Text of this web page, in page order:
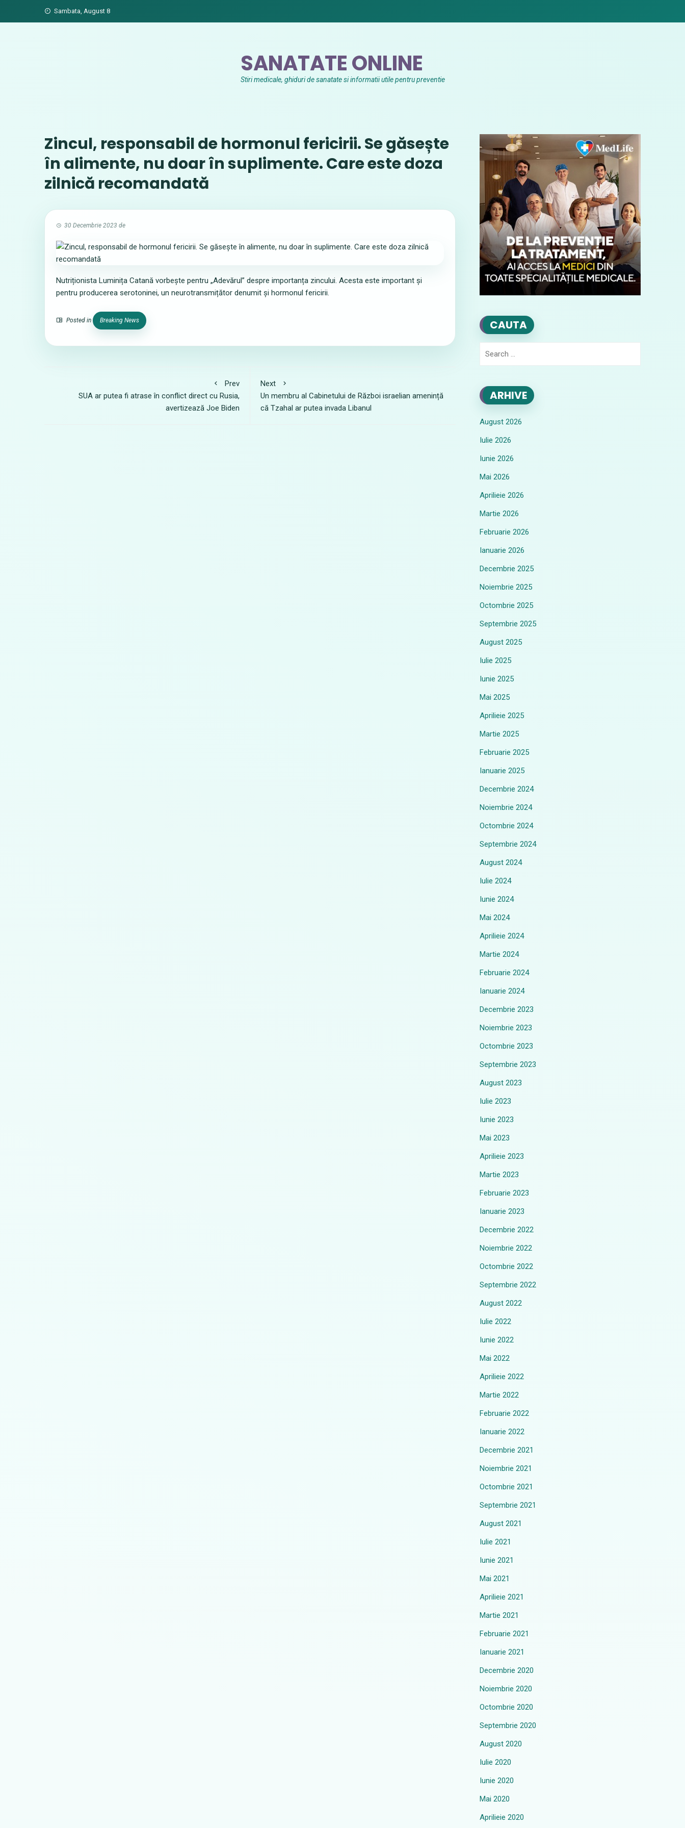
Sambata, August 8
SANATATE ONLINE
Stiri medicale, ghiduri de sanatate si informatii utile pentru preventie
Zincul, responsabil de hormonul fericirii. Se găsește
în alimente, nu doar în suplimente. Care este doza
zilnică recomandată
30 Decembrie 2023 de
Nutriționista Luminița Catană vorbește pentru „Adevărul” despre importanța zincului. Acesta este important și
pentru producerea serotoninei, un neurotransmițător denumit și hormonul fericirii.
Posted in Breaking News
Prev
SUA ar putea fi atrase în conflict direct cu Rusia,
avertizează Joe Biden
Next
Un membru al Cabinetului de Război israelian amenință
că Tzahal ar putea invada Libanul
CAUTA
ARHIVE
August 2026
Iulie 2026
Iunie 2026
Mai 2026
Aprilieie 2026
Martie 2026
Februarie 2026
Ianuarie 2026
Decembrie 2025
Noiembrie 2025
Octombrie 2025
Septembrie 2025
August 2025
Iulie 2025
Iunie 2025
Mai 2025
Aprilieie 2025
Martie 2025
Februarie 2025
Ianuarie 2025
Decembrie 2024
Noiembrie 2024
Octombrie 2024
Septembrie 2024
August 2024
Iulie 2024
Iunie 2024
Mai 2024
Aprilieie 2024
Martie 2024
Februarie 2024
Ianuarie 2024
Decembrie 2023
Noiembrie 2023
Octombrie 2023
Septembrie 2023
August 2023
Iulie 2023
Iunie 2023
Mai 2023
Aprilieie 2023
Martie 2023
Februarie 2023
Ianuarie 2023
Decembrie 2022
Noiembrie 2022
Octombrie 2022
Septembrie 2022
August 2022
Iulie 2022
Iunie 2022
Mai 2022
Aprilieie 2022
Martie 2022
Februarie 2022
Ianuarie 2022
Decembrie 2021
Noiembrie 2021
Octombrie 2021
Septembrie 2021
August 2021
Iulie 2021
Iunie 2021
Mai 2021
Aprilieie 2021
Martie 2021
Februarie 2021
Ianuarie 2021
Decembrie 2020
Noiembrie 2020
Octombrie 2020
Septembrie 2020
August 2020
Iulie 2020
Iunie 2020
Mai 2020
Aprilieie 2020